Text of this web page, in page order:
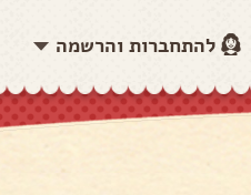
להתחברות והרשמה